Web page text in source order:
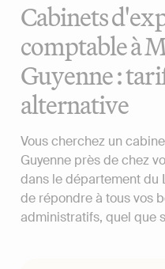
Cabinets
comptable à
Guyenne :
alternative
Vous cherchez un
Guyenne près de chez
dans le département du
de répondre à tous vos
administratifs, quel que